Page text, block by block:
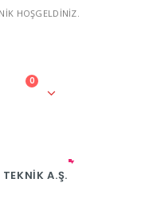
HOŞGELDİNİZ.
0
TEKNIK A.Ş.